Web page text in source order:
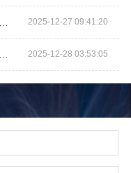
司 诠释全屋整装之美 2025-12-27 09:41:20
让家焕然一新的整装艺术 2025-12-28 03:53:05